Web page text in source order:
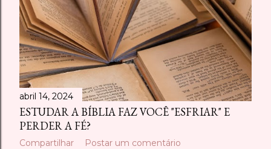
abril 14, 2024
ESTUDAR A BÍBLIA FAZ VOCÊ "ESFRIAR" E
PERDER A FÉ?
Compartilhar Postar um comentário